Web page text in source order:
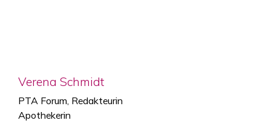
Verena Schmidt
PTA Forum, Redakteurin
Apothekerin